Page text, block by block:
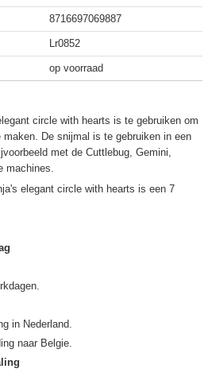
8716697069887
Lr0852
op voorraad
circle with hearts is te gebruiken om
De snijmal is te gebruiken in een
met de Cuttlebug, Gemini,
machines.
elegant circle with hearts is een 7
in Nederland.